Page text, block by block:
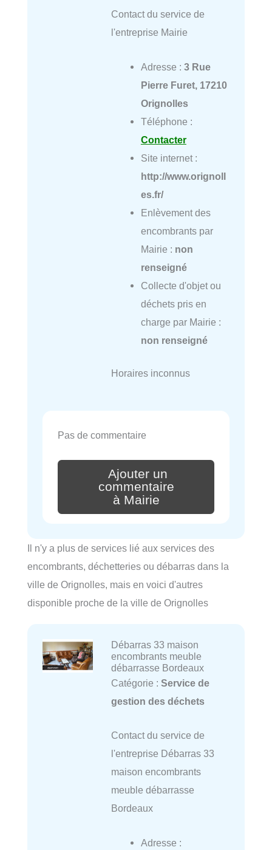
Contact du service de
l'entreprise Mairie
Adresse : 3 Rue
Pierre Furet, 17210
Orignolles
Téléphone :
Contacter
Site internet :
http://www.orignoll
es.fr/
Enlèvement des
encombrants par
Mairie : non
renseigné
Collecte d'objet ou
déchets pris en
charge par Mairie :
non renseigné
Horaires inconnus
Pas de commentaire
Ajouter un
commentaire
à Mairie
Il n'y a plus de services lié aux services des
encombrants, déchetteries ou débarras dans la
ville de Orignolles, mais en voici d'autres
disponible proche de la ville de Orignolles
Débarras 33 maison
encombrants meuble
débarrasse Bordeaux
Catégorie : Service de
gestion des déchets
Contact du service de
l'entreprise Débarras 33
maison encombrants
meuble débarrasse
Bordeaux
Adresse :